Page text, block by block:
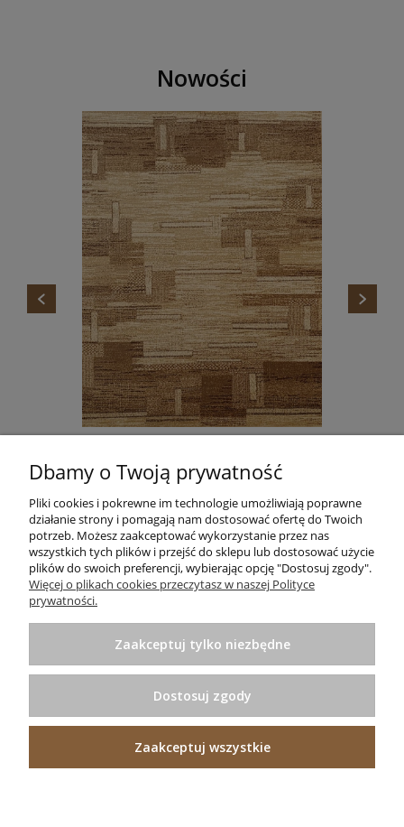
Nowości
665,00 zł
Informacje
Pomoc
Zakupy
Projekt i wykonanie:Ecommercy.pl
Dbamy o Twoją prywatność
Pliki cookies i pokrewne im technologie umożliwiają poprawne
działanie strony i pomagają nam dostosować ofertę do Twoich
potrzeb. Możesz zaakceptować wykorzystanie przez nas
wszystkich tych plików i przejść do sklepu lub dostosować użycie
plików do swoich preferencji, wybierając opcję "Dostosuj zgody".
Więcej o plikach cookies przeczytasz w naszej Polityce
prywatności.
Zaakceptuj tylko niezbędne
Dostosuj zgody
Zaakceptuj wszystkie